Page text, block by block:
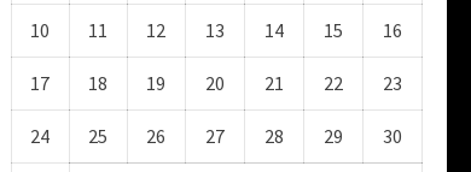
10 11 12 13 14 15 16
17 18 19 20 21 22 23
24 25 26 27 28 29 30